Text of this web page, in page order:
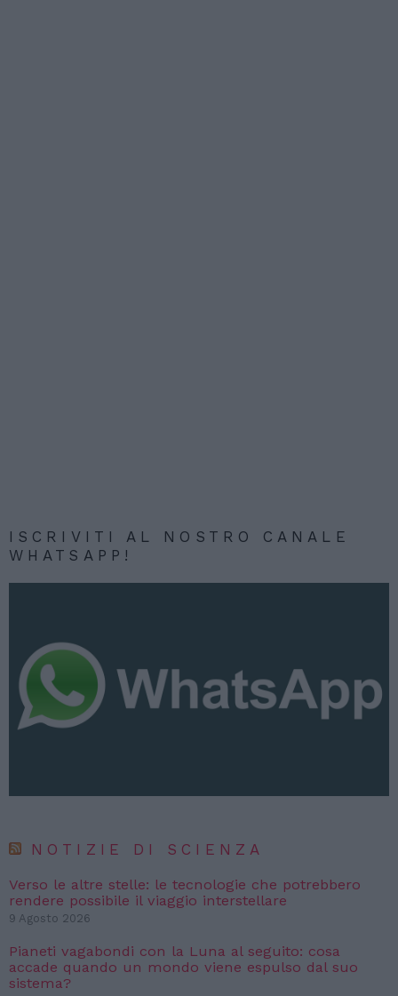
ISCRIVITI AL NOSTRO CANALE
WHATSAPP!
NOTIZIE DI SCIENZA
Verso le altre stelle: le tecnologie che potrebbero
rendere possibile il viaggio interstellare
9 Agosto 2026
Pianeti vagabondi con la Luna al seguito: cosa
accade quando un mondo viene espulso dal suo
sistema?